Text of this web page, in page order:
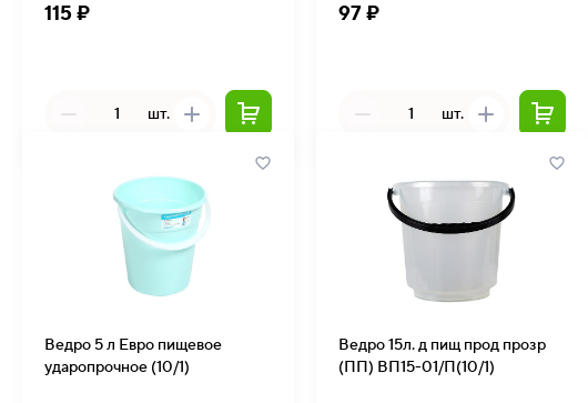
115 ₽
шт.
97 ₽
шт.
Ведро 5 л Евро пищевое
ударопрочное (10/1)
Ведро 15л. д пищ прод прозр
(ПП) ВП15-01/П(10/1)